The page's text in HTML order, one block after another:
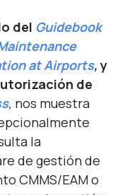
del Guidebook
at Airports, y
de
, nos muestra
la
de gestión de
CMMS/EAM o